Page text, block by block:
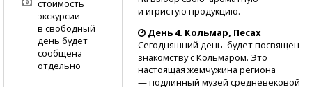
и игристую продукцию.
День 4. Кольмар, Песах
Сегодняшний день будет посвящен
знакомству с Кольмаром. Это
настоящая жемчужина региона
— подлинный музей средневековой
стоимость
экскурсии
в свободный
день будет
сообщена
отдельно